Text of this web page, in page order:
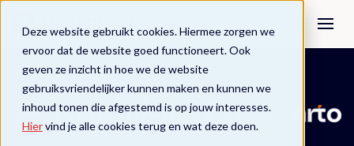
Deze website gebruikt cookies. Hiermee zorgen we
ervoor dat de website goed functioneert. Ook
geven ze inzicht in hoe we de website
gebruiksvriendelijker kunnen maken en kunnen we
inhoud tonen die afgestemd is op jouw interesses.
Hiervind je alle cookies terug en wat deze doen.